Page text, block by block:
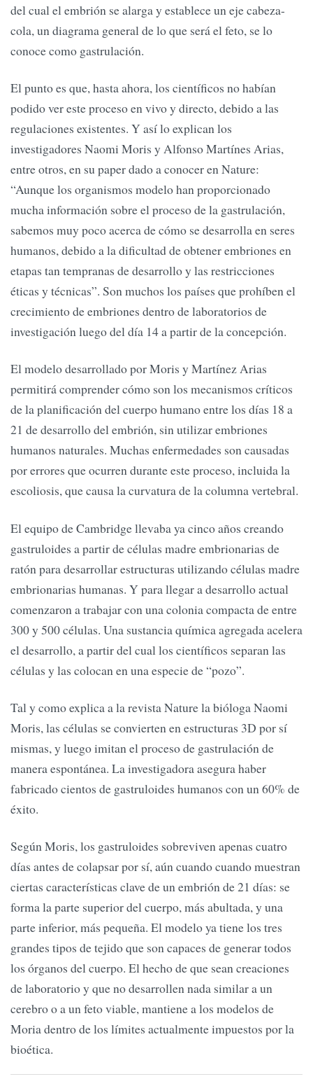
del cual el embrión se alarga y establece un eje cabeza-
cola, un diagrama general de lo que será el feto, se lo
conoce como gastrulación.
El punto es que, hasta ahora, los científicos no habían
podido ver este proceso en vivo y directo, debido a las
regulaciones existentes. Y así lo explican los
investigadores Naomi Moris y Alfonso Martínes Arias,
entre otros, en su paper dado a conocer en Nature:
“Aunque los organismos modelo han proporcionado
mucha información sobre el proceso de la gastrulación,
sabemos muy poco acerca de cómo se desarrolla en seres
humanos, debido a la dificultad de obtener embriones en
etapas tan tempranas de desarrollo y las restricciones
éticas y técnicas”. Son muchos los países que prohíben el
crecimiento de embriones dentro de laboratorios de
investigación luego del día 14 a partir de la concepción.
El modelo desarrollado por Moris y Martínez Arias
permitirá comprender cómo son los mecanismos críticos
de la planificación del cuerpo humano entre los días 18 a
21 de desarrollo del embrión, sin utilizar embriones
humanos naturales. Muchas enfermedades son causadas
por errores que ocurren durante este proceso, incluida la
escoliosis, que causa la curvatura de la columna vertebral.
El equipo de Cambridge llevaba ya cinco años creando
gastruloides a partir de células madre embrionarias de
ratón para desarrollar estructuras utilizando células madre
embrionarias humanas. Y para llegar a desarrollo actual
comenzaron a trabajar con una colonia compacta de entre
300 y 500 células. Una sustancia química agregada acelera
el desarrollo, a partir del cual los científicos separan las
células y las colocan en una especie de “pozo”.
Tal y como explica a la revista Nature la bióloga Naomi
Moris, las células se convierten en estructuras 3D por sí
mismas, y luego imitan el proceso de gastrulación de
manera espontánea. La investigadora asegura haber
fabricado cientos de gastruloides humanos con un 60% de
éxito.
Según Moris, los gastruloides sobreviven apenas cuatro
días antes de colapsar por sí, aún cuando cuando muestran
ciertas características clave de un embrión de 21 días: se
forma la parte superior del cuerpo, más abultada, y una
parte inferior, más pequeña. El modelo ya tiene los tres
grandes tipos de tejido que son capaces de generar todos
los órganos del cuerpo. El hecho de que sean creaciones
de laboratorio y que no desarrollen nada similar a un
cerebro o a un feto viable, mantiene a los modelos de
Moria dentro de los límites actualmente impuestos por la
bioética.